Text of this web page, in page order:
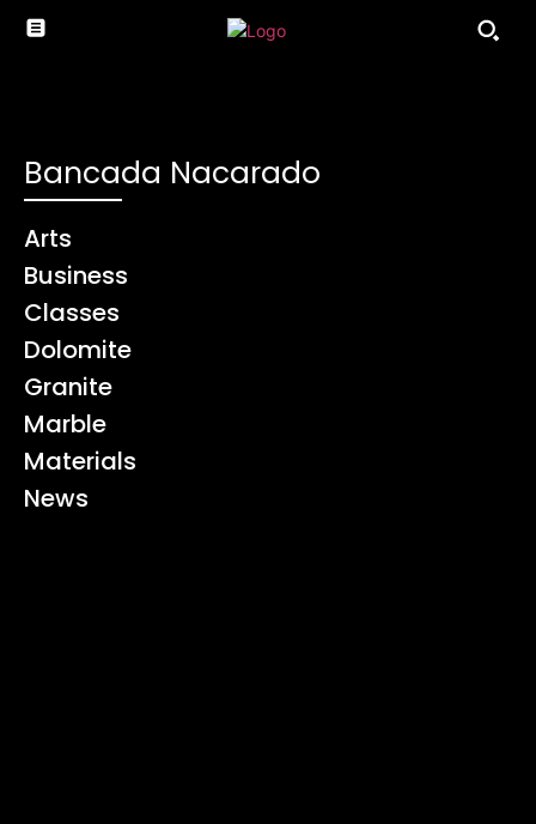
Bancada Nacarado
Arts
Business
Classes
Dolomite
Granite
Marble
Materials
News